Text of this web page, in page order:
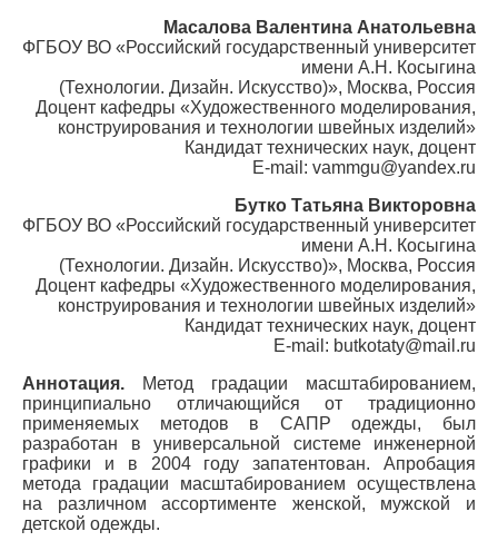
Масалова Валентина Анатольевна
ФГБОУ ВО «Российский государственный университет
имени А.Н. Косыгина
(Технологии. Дизайн. Искусство)», Москва, Россия
Доцент кафедры «Художественного моделирования,
конструирования и технологии швейных изделий»
Кандидат технических наук, доцент
E-mail: vammgu@yandex.ru
Бутко Татьяна Викторовна
ФГБОУ ВО «Российский государственный университет
имени А.Н. Косыгина
(Технологии. Дизайн. Искусство)», Москва, Россия
Доцент кафедры «Художественного моделирования,
конструирования и технологии швейных изделий»
Кандидат технических наук, доцент
E-mail: butkotaty@mail.ru
Аннотация. Метод градации масштабированием,
принципиально отличающийся от традиционно
применяемых методов в САПР одежды, был
разработан в универсальной системе инженерной
графики и в 2004 году запатентован. Апробация
метода градации масштабированием осуществлена
на различном ассортименте женской, мужской и
детской одежды.